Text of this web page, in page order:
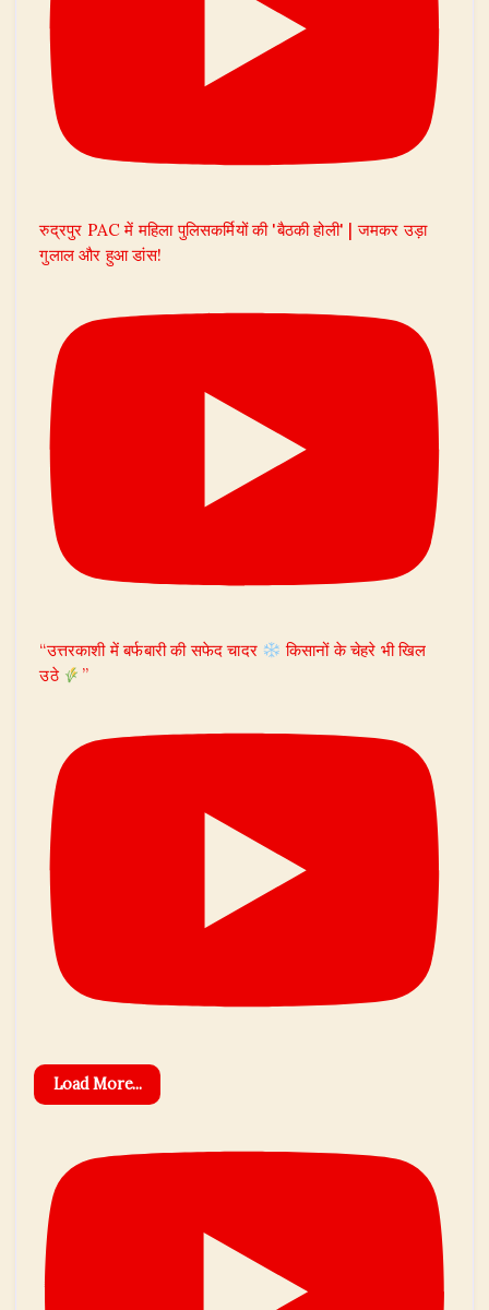
रुद्रपुर PAC में महिला पुलिसकर्मियों की 'बैठकी होली' | जमकर उड़ा
गुलाल और हुआ डांस!
“उत्तरकाशी में बर्फबारी की सफेद चादर
किसानों के चेहरे भी खिल
उठे
”
Load More...